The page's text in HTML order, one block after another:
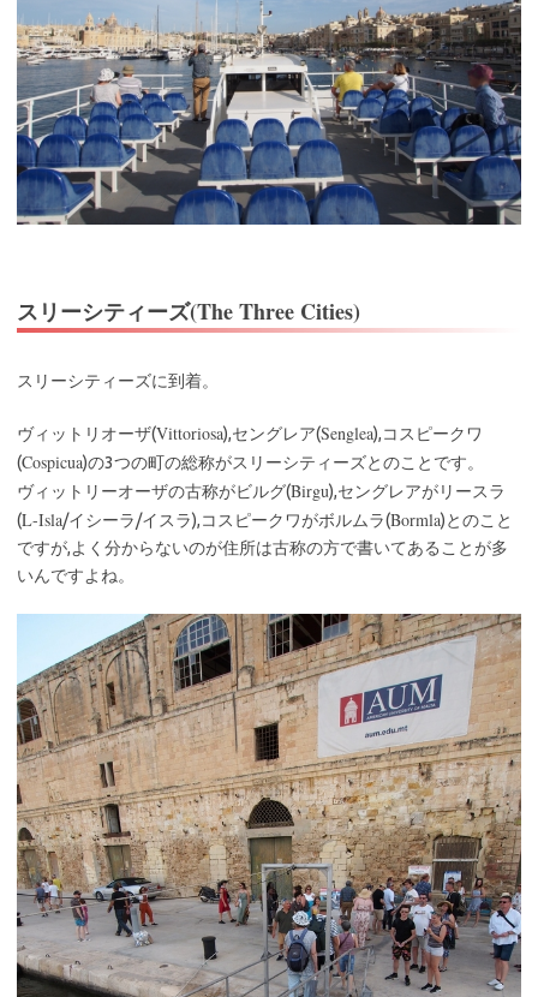
スリーシティーズ(The Three Cities)
スリーシティーズに到着。
ヴィットリオーザ(Vittoriosa),セングレア(Senglea),コスピークワ
(Cospicua)の3つの町の総称がスリーシティーズとのことです。
ヴィットリーオーザの古称がビルグ(Birgu),セングレアがリースラ
(L-Isla/イシーラ/イスラ),コスピークワがボルムラ(Bormla)とのこと
ですが,よく分からないのが住所は古称の方で書いてあることが多
いんですよね。